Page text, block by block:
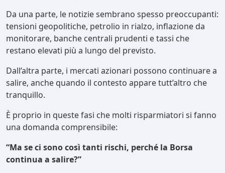
Da una parte, le notizie sembrano spesso preoccupanti:
tensioni geopolitiche, petrolio in rialzo, inflazione da
monitorare, banche centrali prudenti e tassi che
restano elevati più a lungo del previsto.
Dall’altra parte, i mercati azionari possono continuare a
salire, anche quando il contesto appare tutt’altro che
tranquillo.
È proprio in queste fasi che molti risparmiatori si fanno
una domanda comprensibile:
“Ma se ci sono così tanti rischi, perché la Borsa
continua a salire?”